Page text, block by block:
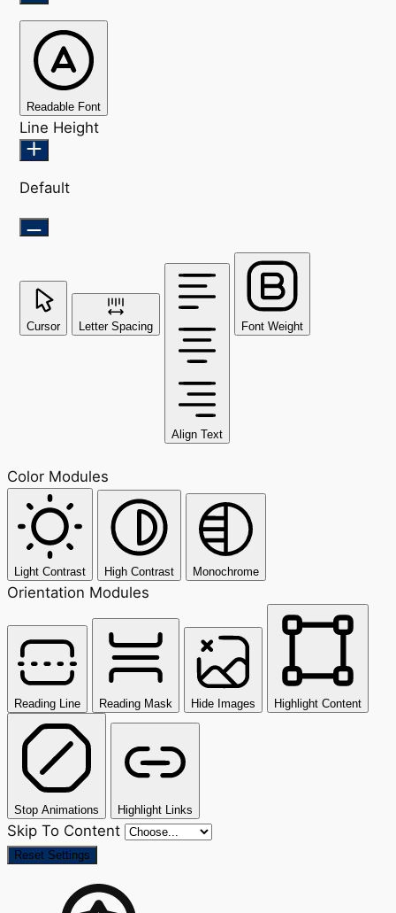
Readable Font
Line Height
Default
Cursor Letter Spacing
Align Text
Font Weight
Color Modules
Light Contrast High Contrast Monochrome
Orientation Modules
Reading Line Reading Mask Hide Images Highlight Content
Stop Animations Highlight Links
Skip To Content
Reset Settings